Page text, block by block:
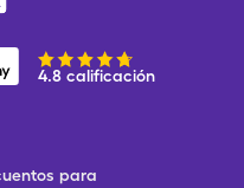
4.8 calificación
para